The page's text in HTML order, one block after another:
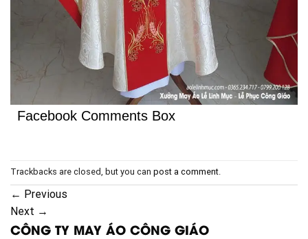
Facebook Comments Box
Trackbacks are closed, but you can post a comment
← Previous
Next →
CÔNG TY MAY ÁO CÔNG GIÁO